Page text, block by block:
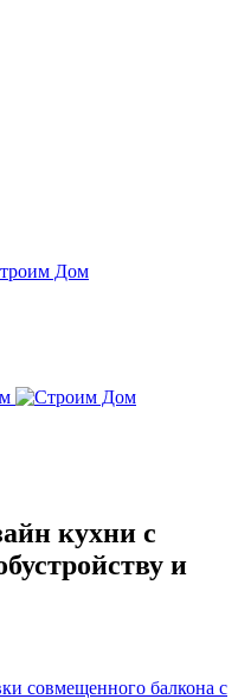
кухни с
и
совмещенного балкона с